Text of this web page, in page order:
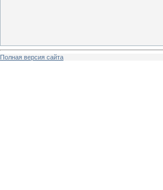
Полная версия сайта